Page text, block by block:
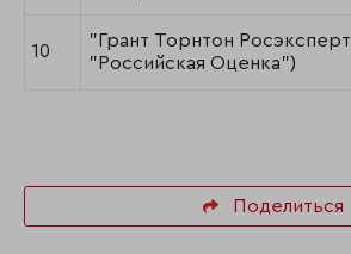
10
"Грант Торнтон
"Российская Оценка")
Поделиться